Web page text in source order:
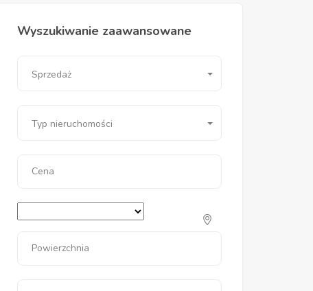
Wyszukiwanie zaawansowane
Sprzedaż
Typ nieruchomości
Cena
Powierzchnia